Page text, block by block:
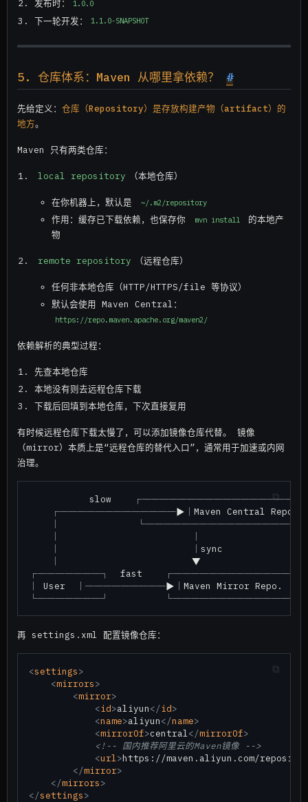
发布时： 1.0.0
下一轮开发： 1.1.0-SNAPSHOT
5. 仓库体系：Maven 从哪里拿依赖？ #
先给定义： 仓库（Repository）是存放构建产物（artifact）的
地方。
Maven 只有两类仓库：
local repository （本地仓库）
在你机器上，默认是 ~/.m2/repository
作用：缓存已下载依赖，也保存你 mvn install
的本地产
物
remote repository （远程仓库）
任何非本地仓库（HTTP/HTTPS/file 等协议）
默认会使用 Maven Central：
https://repo.maven.apache.org/maven2/
依赖解析的典型过程：
先查本地仓库
本地没有则去远程仓库下载
下载后回填到本地仓库，下次直接复用
有时候远程仓库下载太慢了，可以添加镜像仓库代替。 镜像
（mirror）本质上是“远程仓库的替代入口”，通常用于加速或内网
治理。
slow
    ┌─────────────▶│Maven Central Repo.│
│
    │                        │sync
    │                        ▼
┌───────┐  fast
│ User  │─────────▶│Maven Mirror Repo. │
再 settings.xml 配置镜像仓库：
<settings>
<mirrors>
<mirror>
<id>aliyun</id>
<name>aliyun</name>
<mirrorOf>central</mirrorOf>
<!-- 国内推荐阿里云的Maven镜像 -->
<url>https://maven.aliyun.com/
</mirror>
</mirrors>
</settings>